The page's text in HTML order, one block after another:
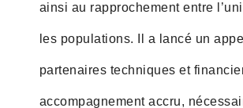
ainsi au rapprochement entre
les populations. Il a lancé un
partenaires techniques et
accompagnement accru,